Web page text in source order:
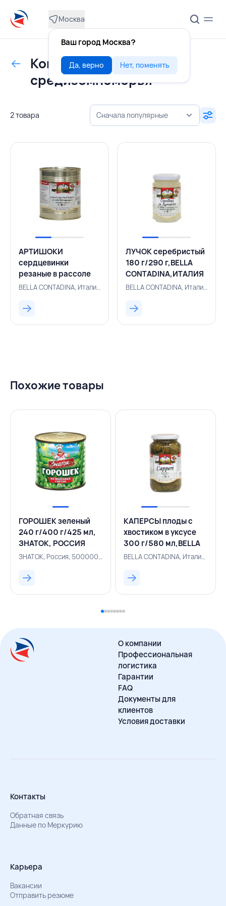
Москва
Ваш город Москва?
Да, верно Нет, поменять
Консервация
средиземноморья
2 товара Сначала популярные
АРТИШОКИ
сердцевинки
резаные в рассоле
450 г/800 мл, BELLABELLA CONTADINA, Италия, 154300776
ЛУЧОК серебристый
180 г/290 г,BELLA
CONTADINA,ИТАЛИЯ
BELLA CONTADINA, Италия, 154300768
Похожие товары
ГОРОШЕК зеленый
240 г/400 г/425 мл,
ЗНАТОК, РОССИЯ
ЗНАТОК, Россия, 500000664
КАПЕРСЫ плоды с
хвостиком в уксусе
300 г/580 мл,BELLA
CONTADINA,ИТАЛИЯBELLA CONTADINA, Италия, 154300825
О компании
Профессиональная
логистика
Гарантии
FAQ
Документы для
клиентов
Условия доставки
Контакты
Обратная связь
Данные по Меркурию
Карьера
Вакансии
Отправить резюме